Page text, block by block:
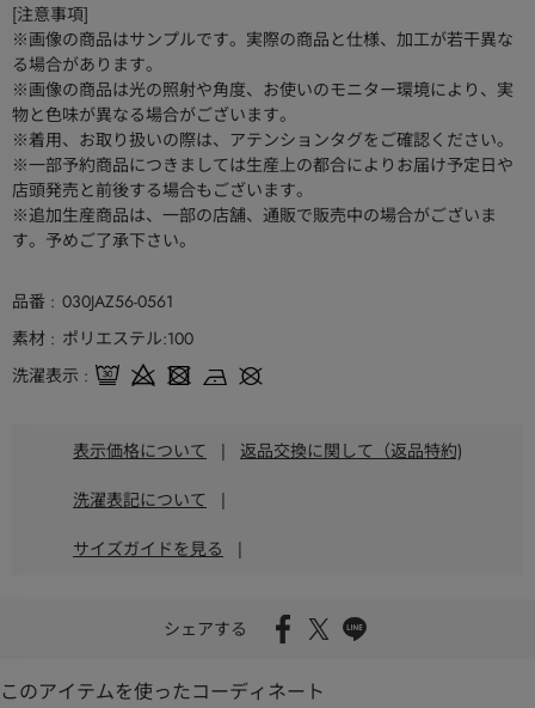
[注意事項]
※画像の商品はサンプルです。実際の商品と仕様、加工が若干異な
る場合があります。
※画像の商品は光の照射や角度、お使いのモニター環境により、実
物と色味が異なる場合がございます。
※着用、お取り扱いの際は、アテンションタグをご確認ください。
※一部予約商品につきましては生産上の都合によりお届け予定日や
店頭発売と前後する場合もございます。
※追加生産商品は、一部の店舗、通販で販売中の場合がございま
す。予めご了承下さい。
品番
030JAZ56-0561
素材
ポリエステル:100
洗濯表示
表示価格について | 返品交換に関して（返品特約)
洗濯表記について |
サイズガイドを見る |
シェアする
このアイテムを使ったコーディネート